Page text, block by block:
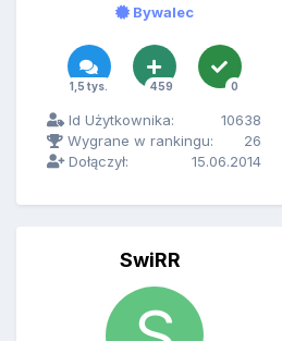
Bywalec
1,5 tys. 459 0
Id Użytkownika:
10638
Wygrane w rankingu:
26
Dołączył:
15.06.2014
SwiRR